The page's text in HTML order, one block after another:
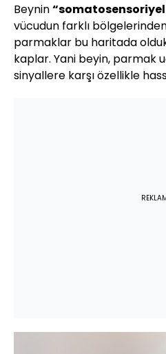
Beynin
vücudun farklı
parmaklar bu haritada
kaplar. Yani beyin, parmak
sinyallere karşı özellikle